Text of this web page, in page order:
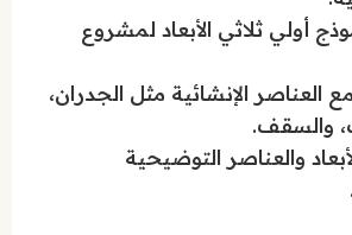
أولي ثلاثي الأبعاد لمشروع
العناصر الإنشائية مثل الجدران،
والسقف.
والعناصر التوضيحية